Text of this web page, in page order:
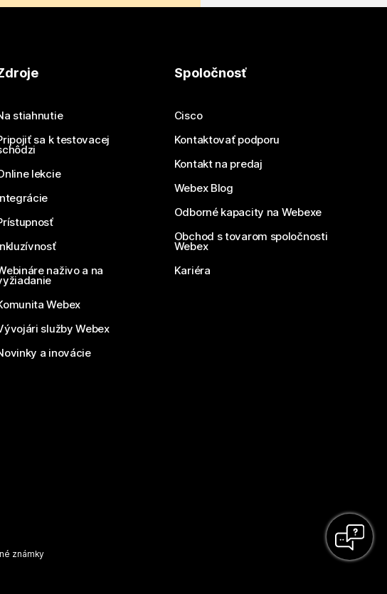
stiahnutie
sa k testovacej
lekcie
naživo a na
Webex
služby Webex
a inovácie
Spoločnosť
Cisco
Kontaktovať podporu
Kontakt na predaj
Webex Blog
Odborné kapacity na Webexe
Obchod s tovarom spoločnosti
Webex
Kariéra
známky